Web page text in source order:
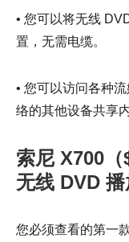
• 您可以将无线
置，无需电缆。
• 您可以访问各种
络的其他设备共享内
索尼 X700
无线 DVD
您必须查看的第一